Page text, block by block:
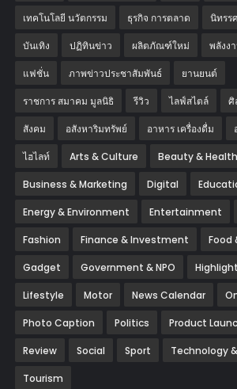
เทคโนโลยี นวัตกรรม ธุรกิจ การตลาด นิทรร
บันเทิง ปฏิทินข่าว ผลิตภัณฑ์ใหม่ พลังง
แฟชั่น ภาพข่าวประชาสัมพันธ์ ‎ยานยนต์‎
ราชการ สมาคม มูลนิธิ รีวิว ไลฟ์สไตล์ ศิ
สังคม อสังหาริมทรัพย์ อาหาร เครื่องดื่ม
ไฮไลท์ Arts & Culture Beauty & Health
Business & Marketing Digital
Energy & Environment Entertainment
Fashion Finance & Investment Food
Gadget Government & NPO Highlight
Lifestyle Motor News Calendar
Photo Caption Politics Product
Review Social Sport Technology
Tourism